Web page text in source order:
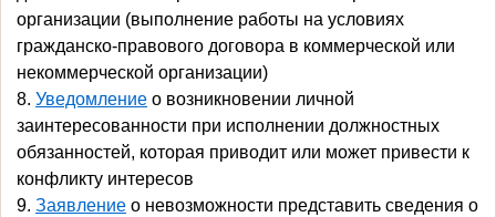
организации (выполнение работы на условиях
гражданско-правового договора в коммерческой или
некоммерческой организации)
8. Уведомление о возникновении личной
заинтересованности при исполнении должностных
обязанностей, которая приводит или может привести к
конфликту интересов
9. Заявление о невозможности представить сведения о